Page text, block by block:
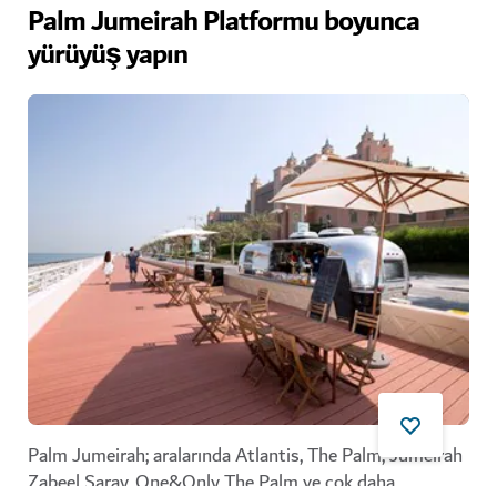
Palm Jumeirah Platformu boyunca
yürüyüş yapın
Palm Jumeirah; aralarında Atlantis, The Palm, Jumeirah